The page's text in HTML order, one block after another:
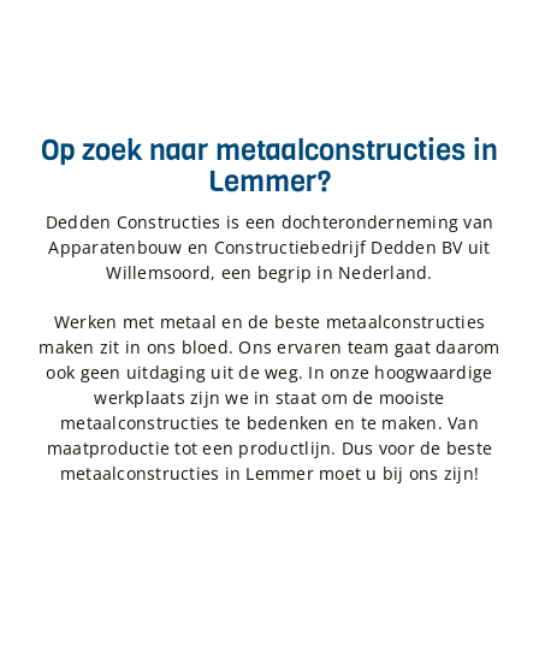
Op zoek naar metaalconstructies in
Lemmer?
Dedden Constructies is een dochteronderneming van
Apparatenbouw en Constructiebedrijf Dedden BV uit
Willemsoord, een begrip in Nederland.
Werken met metaal en de beste metaalconstructies
maken zit in ons bloed. Ons ervaren team gaat daarom
ook geen uitdaging uit de weg. In onze hoogwaardige
werkplaats zijn we in staat om de mooiste
metaalconstructies te bedenken en te maken. Van
maatproductie tot een productlijn. Dus voor de beste
metaalconstructies in Lemmer moet u bij ons zijn!